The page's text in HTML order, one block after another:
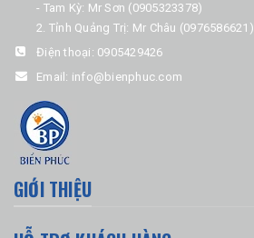
- Tam Kỳ: Mr Sơn (0905323378)
2. Tỉnh Quảng Trị: Mr Châu (0976586621)
Điện thoại: 0905429426
Email: info@bienphuc.com
GIỚI THIỆU